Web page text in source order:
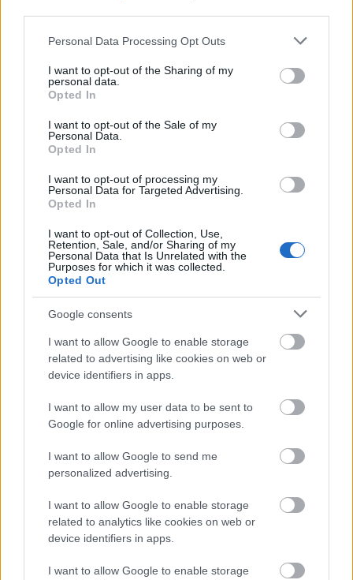
Please note that this website/app uses one or more Google
not limited to your visit or usage behaviour. You may click to
grant or deny consent to Google and its third-party tags to
use your data for below specified purposes in below Google
consent section.
Personal Data Processing Opt Outs
I want to opt-out of the Sharing of my
personal data.
Opted In
I want to opt-out of the Sale of my
Personal Data.
Opted In
I want to opt-out of processing my
Personal Data for Targeted Advertising.
Opted In
I want to opt-out of Collection, Use,
Retention, Sale, and/or Sharing of my
Personal Data that Is Unrelated with the
Purposes for which it was collected.
Opted Out
Google consents
I want to allow Google to enable storage
related to advertising like cookies on web or
device identifiers in apps.
I want to allow my user data to be sent to
Google for online advertising purposes.
I want to allow Google to send me
personalized advertising.
I want to allow Google to enable storage
related to analytics like cookies on web or
device identifiers in apps.
I want to allow Google to enable storage
Az igazságszolgáltatás legalja 10.0
XI. Kerületi Rendőrkapitányság
A BRFK kerületi kapitányságainak alapmódszere
között egyszerűen egy fikarcnyi különbség sincsen. A
rendőri esküvel szemben menve az elfogultság és az
előítéletes hatalommal visszaélés mindennapi,
őket, hogy saját személyén keresztül az egész…
Az igazságszolgáltatás legalja 6.0
2023. december 06.
Gergely, aki több alkalommal bebizonyította, hogy